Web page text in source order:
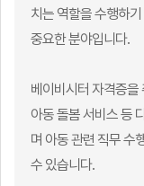
치는 역할을 수행하
중요한 분야입니다.
베이비시터 자격증을
아동 돌봄 서비스 등
며 아동 관련 직무 수
수 있습니다.